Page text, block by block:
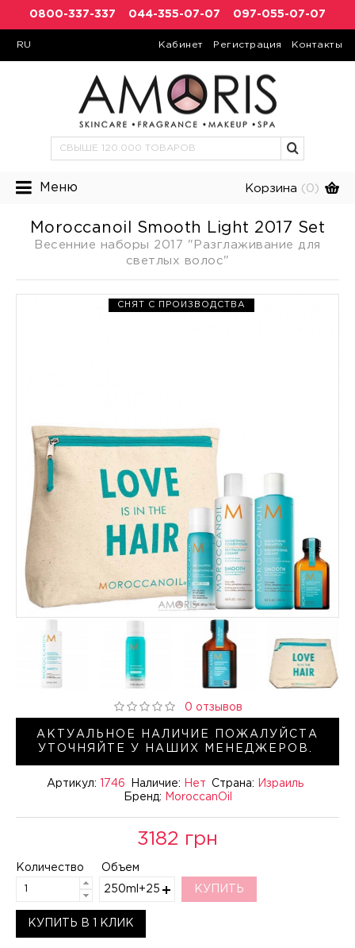
0800-337-337 044-355-07-07 097-055-07-07
RU Кабинет Регистрация Контакты
Меню Корзина (0)
Moroccanoil Smooth Light 2017 Set
Весенние наборы 2017 "Разглаживание для
светлых волос"
СНЯТ С ПРОИЗВОДСТВА
АКТУАЛЬНОЕ НАЛИЧИЕ ПОЖАЛУЙСТА
УТОЧНЯЙТЕ У НАШИХ МЕНЕДЖЕРОВ.
Артикул: 1746 Наличие: Нет Страна:
Израиль
Бренд:
MoroccanOil
0 отзывов
3182 грн
Количество Объем
250ml+250ml+65ml+25ml
КУПИТЬ
КУПИТЬ В 1 КЛИК